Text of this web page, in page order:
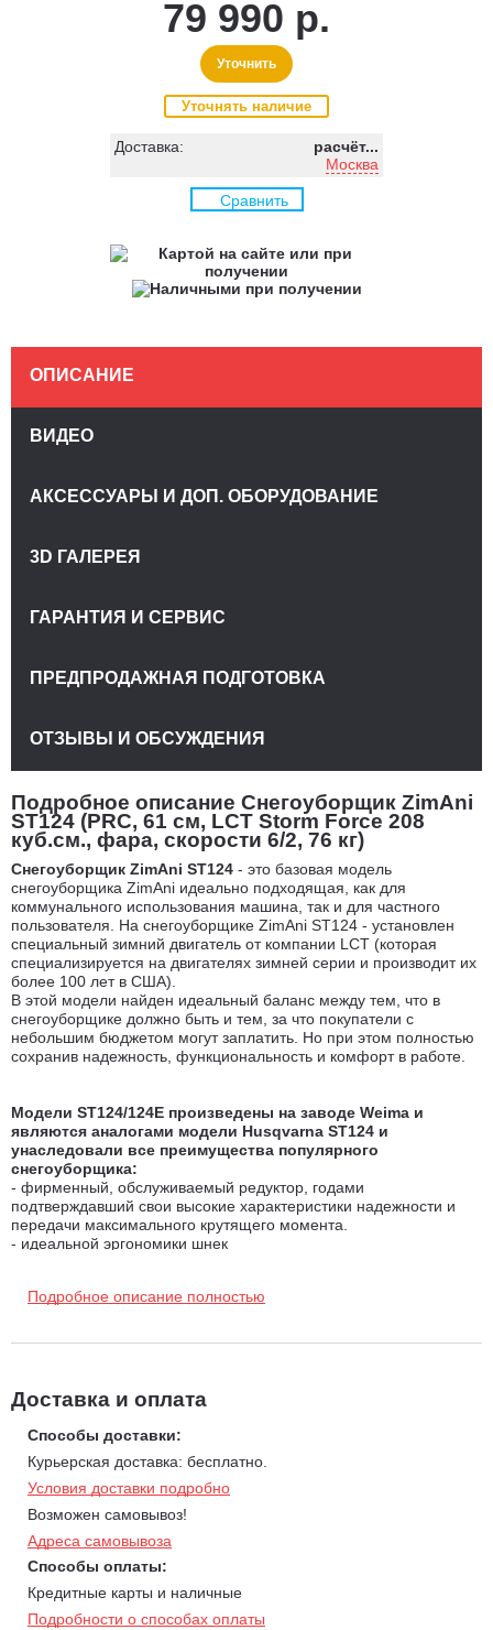
79 990 р.
Уточнить
Уточнять наличие
Доставка:
расчёт...
Москва
Сравнить
Подробное описание Снегоуборщик ZimAni
ST124 (PRC, 61 см, LCT Storm Force 208
куб.см., фара, скорости 6/2, 76 кг)
Снегоуборщик ZimAni ST124 - это базовая модель
снегоуборщика ZimAni идеально подходящая, как для
коммунального использования машина, так и для частного
пользователя. На снегоуборщике ZimAni ST124 - установлен
специальный зимний двигатель от компании LCT (которая
специализируется на двигателях зимней серии и производит их
более 100 лет в США).
В этой модели найден идеальный баланс между тем, что в
снегоуборщике должно быть и тем, за что покупатели с
небольшим бюджетом могут заплатить. Но при этом полностью
сохранив надежность, функциональность и комфорт в работе.
Модели ST124/124E произведены на заводе Weima и
являются аналогами модели Husqvarna ST124 и
унаследовали все преимущества популярного
снегоуборщика:
- фирменный, обслуживаемый редуктор, годами
подтверждавший свои высокие характеристики надежности и
передачи максимального крутящего момента.
- идеальной эргономики шнек
антикоррозийным покрытием
Особенности и преимущества ZimAni ST124:
Двигатель специальной зимней серии с подогревом
карбюраторной области от американской компании LCT
StormForce™.
Толщина металла и его качество, влияющие на такие
параметры, как прочность, жесткость и т.д.
Качественная резина на колесах. Мало кто обращает
внимание на покрышки, установленные на колесах
Подробное описание полностью
Доставка и оплата
Способы доставки:
Курьерская доставка: бесплатно.
Условия доставки подробно
Возможен самовывоз!
Адреса самовывоза
Способы оплаты:
Кредитные карты и наличные
Подробности о способах оплаты
ОПИСАНИЕ
ВИДЕО
АКСЕССУАРЫ И ДОП. ОБОРУДОВАНИЕ
3D ГАЛЕРЕЯ
ГАРАНТИЯ И СЕРВИС
ПРЕДПРОДАЖНАЯ ПОДГОТОВКА
ОТЗЫВЫ И ОБСУЖДЕНИЯ